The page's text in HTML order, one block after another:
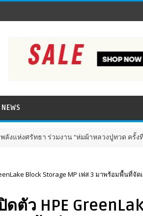
ศรัทธา ร่วมงาน "ห่มผ้าหลวงปู่ทวด ครั้งที่ 13 ปี
Block Storage MP เฟส 3 มาพร้อมพื้นที่จั
ตัว HPE